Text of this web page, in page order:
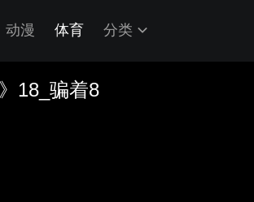
动漫 体育 分类
18_骗着8